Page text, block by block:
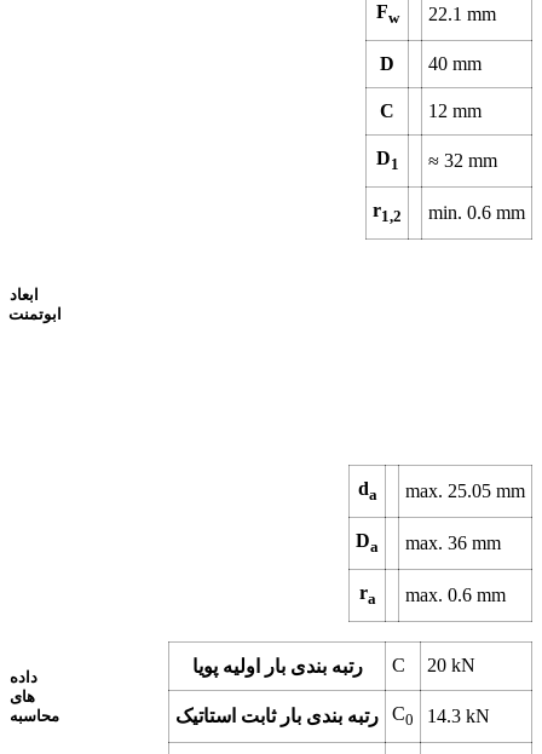
Fw 22.1 mm
D 40 mm
C 12 mm
D1 ≈ 32 mm
r1,2 min. 0.6 mm
ابعاد
ابوتمنت
da max. 25.05 mm
Da max. 36 mm
ra max. 0.6 mm
داده
های
محاسبه
رتبه بندی بار اولیه پویا C 20 kN
رتبه بندی بار ثابت استاتیک C0 14.3 kN